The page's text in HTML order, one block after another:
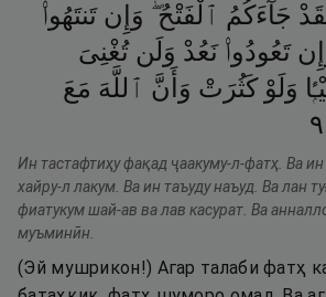
جَآءَكُمُ ٱلْفَتْحُ ۖ وَإِن تَنتَهُوا۟
تَعُودُوا۟ نَعُدْ وَلَن تُغْنِىَ
وَلَوْ كَثُرَتْ وَأَنَّ ٱللَّهَ مَعَ
Ин тастафтиҳу фақад ҷаакуму-л-фатҳ. Ва ин
хайру-л лакум. Ва ин таъуду наъуд. Ва лан
фиатукум шай-ав ва лав касурат. Ва
муъминӣн.
(Эй мушрикон!) Агар талаби фатҳ